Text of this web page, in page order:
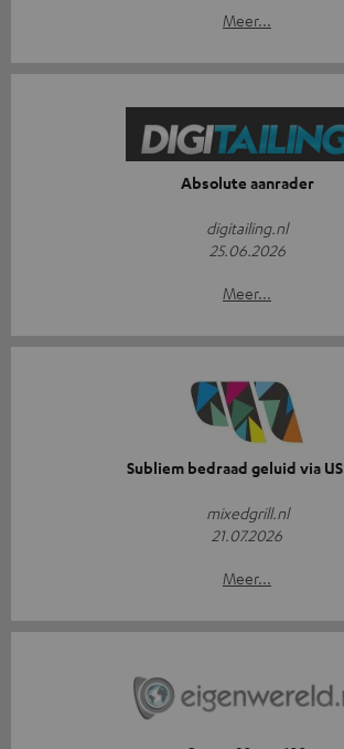
Meer...
Absolute aanrader
digitailing.nl
25.06.2026
Meer...
Subliem bedraad geluid via
mixedgrill.nl
21.07.2026
Meer...